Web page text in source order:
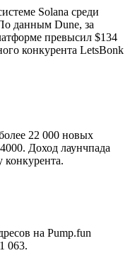
Solana среди
данным Dune, за
превысил $134
конкурента LetsBonk
22 000 новых
Доход лаунчпада
конкурента.
на Pump.fun
063.